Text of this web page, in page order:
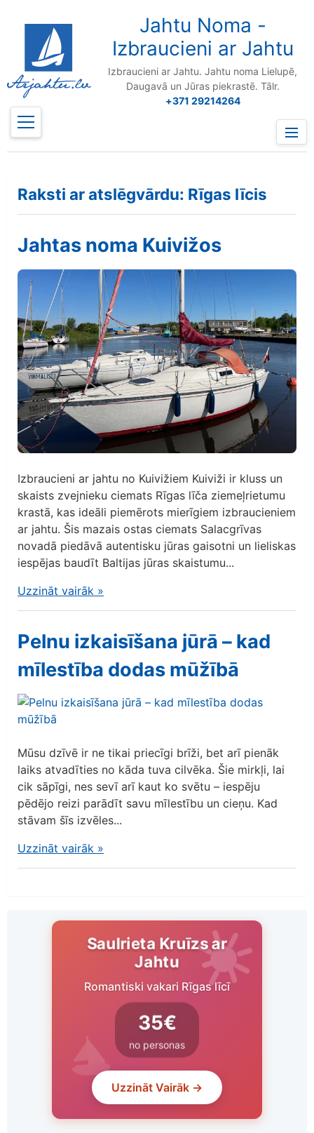
Jahtu Noma -
Izbraucieni ar Jahtu
Izbraucieni ar Jahtu. Jahtu noma Lielupē,
Daugavā un Jūras piekrastē. Tālr.
+371 29214264
Menu
Raksti ar atslēgvārdu: Rīgas līcis
Jahtas noma Kuivižos
Izbraucieni ar jahtu no Kuivižiem Kuiviži ir kluss un
skaists zvejnieku ciemats Rīgas līča ziemeļrietumu
krastā, kas ideāli piemērots mierīgiem izbraucieniem
ar jahtu. Šis mazais ostas ciemats Salacgrīvas
novadā piedāvā autentisku jūras gaisotni un lieliskas
iespējas baudīt Baltijas jūras skaistumu...
Uzzināt vairāk »
Pelnu izkaisīšana jūrā – kad
mīlestība dodas mūžībā
Mūsu dzīvē ir ne tikai priecīgi brīži, bet arī pienāk
laiks atvadīties no kāda tuva cilvēka. Šie mirkļi, lai
cik sāpīgi, nes sevī arī kaut ko svētu – iespēju
pēdējo reizi parādīt savu mīlestību un cieņu. Kad
stāvam šīs izvēles...
Uzzināt vairāk »
Saulrieta Kruīzs ar
Jahtu
Romantiski vakari Rīgas līcī
35€
no personas
Uzzināt Vairāk →